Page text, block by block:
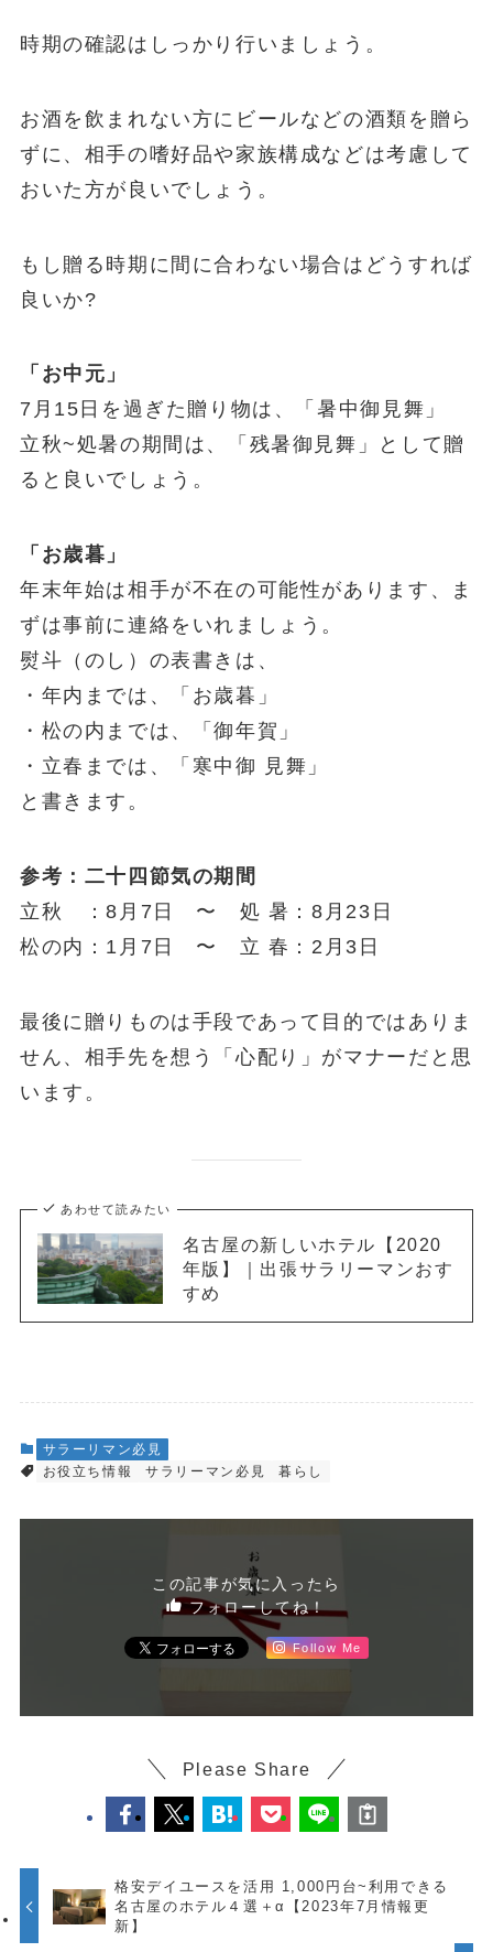
時期の確認はしっかり行いましょう。
お酒を飲まれない方にビールなどの酒類を贈ら
ずに、相手の嗜好品や家族構成などは考慮して
おいた方が良いでしょう。
もし贈る時期に間に合わない場合はどうすれば
良いか?
「お中元」
7月15日を過ぎた贈り物は、「暑中御見舞」
立秋~処暑の期間は、「残暑御見舞」として贈
ると良いでしょう。
「お歳暮」
年末年始は相手が不在の可能性があります、ま
ずは事前に連絡をいれましょう。
熨斗（のし）の表書きは、
・年内までは、「お歳暮」
・松の内までは、「御年賀」
・立春までは、「寒中御 見舞」
と書きます。
参考：二十四節気の期間
立秋 ：8月7日 〜 処 暑：8月23日
松の内：1月7日 〜 立 春：2月3日
最後に贈りものは手段であって目的ではありま
せん、相手先を想う「心配り」がマナーだと思
います。
あわせて読みたい
名古屋の新しいホテル【2020
年版】｜出張サラリーマンおす
すめ
サラーリマン必見
お役立ち情報
サラリーマン必見 暮らし
この記事が気に入ったら
フォローしてね！
Follow Me
Please Share
格安デイユースを活用 1,000円台~利用できる
名古屋のホテル４選＋α【2023年7月情報更
新】